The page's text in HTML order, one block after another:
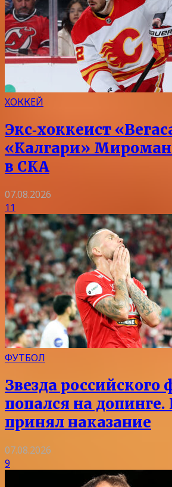
ХОККЕЙ
Экс‑хоккеист
«Калгари»
в СКА
07.08.2026
11
ФУТБОЛ
Звезда российского
попался на допинге.
принял наказание
07.08.2026
9